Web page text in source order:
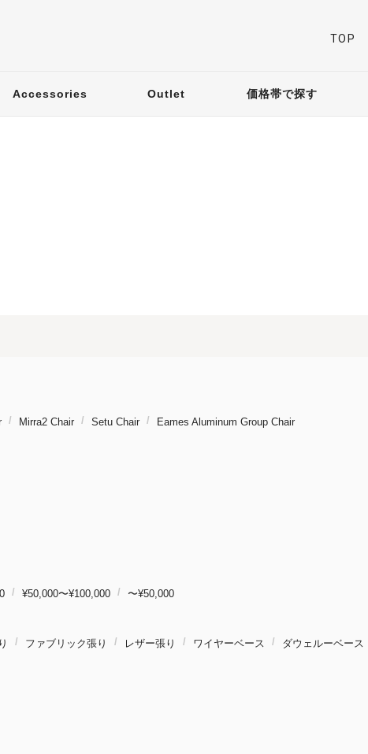
TOP
Accessories Outlet 価格帯で探す
Mirra2 Chair Setu Chair Eames Aluminum Group Chair
¥50,000〜¥100,000 〜¥50,000
ファブリック張り レザー張り ワイヤーベース ダウェルーベース